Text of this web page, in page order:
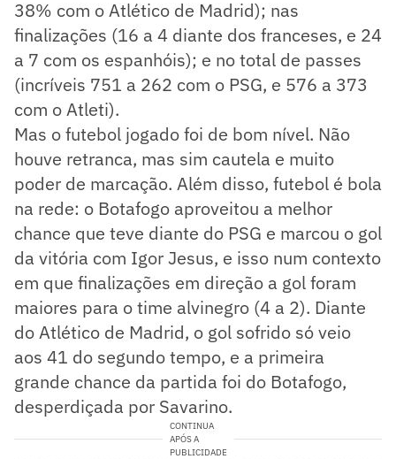
38% com o Atlético de Madrid); nas
finalizações (16 a 4 diante dos franceses, e 24
a 7 com os espanhóis); e no total de passes
(incríveis 751 a 262 com o PSG, e 576 a 373
com o Atleti).
Mas o futebol jogado foi de bom nível. Não
houve retranca, mas sim cautela e muito
poder de marcação. Além disso, futebol é bola
na rede: o Botafogo aproveitou a melhor
chance que teve diante do PSG e marcou o gol
da vitória com Igor Jesus, e isso num contexto
em que finalizações em direção a gol foram
maiores para o time alvinegro (4 a 2). Diante
do Atlético de Madrid, o gol sofrido só veio
aos 41 do segundo tempo, e a primeira
grande chance da partida foi do Botafogo,
desperdiçada por Savarino.
CONTINUA
APÓS A
PUBLICIDADE